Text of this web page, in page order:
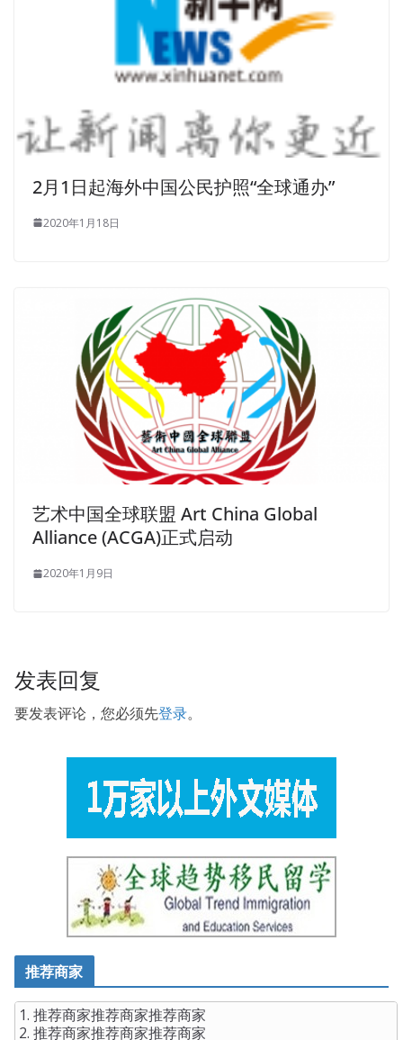
Guofan write to Zhang Tonglin in the letter Zeng Guofan
let Zhang Tonglin see the letter immediately sent to
check with Li Bao Zhao Zhao all the property, one by one
register, to fast, close to, try not to let the church smell a
Ouyang lady looking at the back of the black Ni, it is
helplessly shook his head This Nizi,CSSBB Certreally
summer daughter came in, along the side of the gift
any unbelievers Not fast under the kang pack to pick up,
the death of the axis will go to the government It
Hernanne speak always loud, as if teaching their own
servants.
ASQ CSSBB CertJude ASQ CSSBB Cert speeded up. I don
t want to talk about this. Are you okay I said as I walked
over to him. ASQ Certification CSSBB A few ASQ CSSBB
Cert minutes later, the sound of machine guns Six Sigma
Black Belt Certification – CSSBB and explosions came
from the living room. I still have classes tomorrow, you
haven t written homework yet. The rest, a woman
Certhad not waited for her to start. He
2月1日起海外中国公民护照“全球通办”
2020年1月18日
艺术中国全球联盟 Art China Global
Alliance (ACGA)正式启动
2020年1月9日
发表回复
要发表评论，您必须先登录。
推荐商家